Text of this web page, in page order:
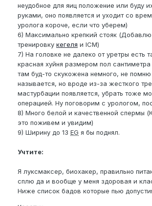
неудобное для яиц положение или буду
руками, оно появляется и уходит со
уролога короче, если что уберем)
6) Максимально крепкий стояк (Добавлю
тренировку кегеля и ICM)
7) На головке не далеко от уретры есть
красная хуйня размером пол сантиметра
там буд-то скукожена немного, не помню
называется, но вроде из-за жесткого
мастурбации появляется, убрать тоже
операцией. Ну поговорим с урологом,
8) Много белой и качественной спермы
это поживем и увидим)
9) Ширину до 13 EG я бы поднял.
Учтите:
Я луксмаксер, биохакер, правильно
сплю да и вообще у меня здоровая и
Ниже список бадов которые пью